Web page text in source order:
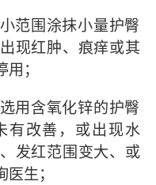
范围涂抹小量护臀
现红肿、痕痒或其
；
用含氧化锌的护臀
有改善，或出现水
发红范围变大、或
生；